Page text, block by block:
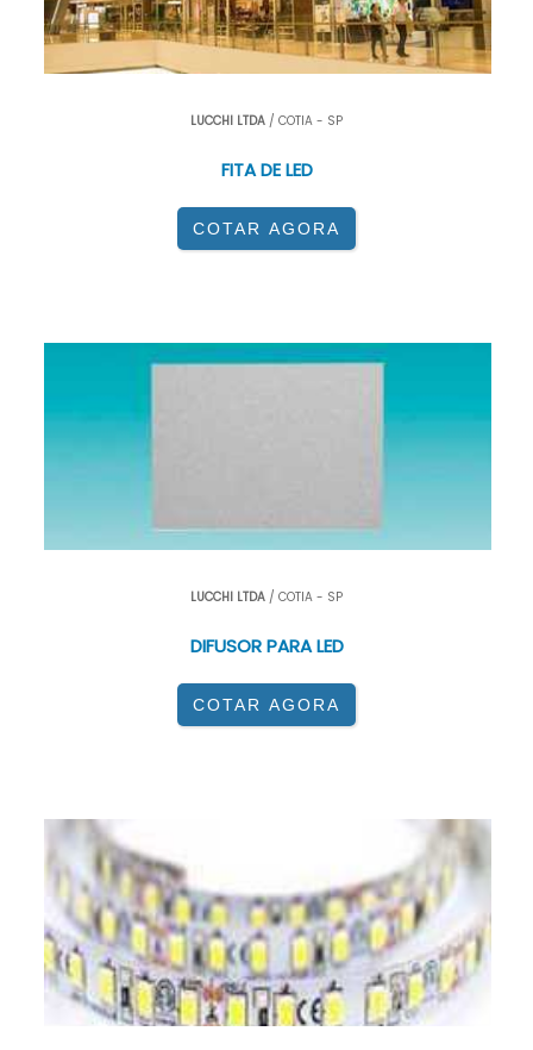
LUCCHI LTDA / COTIA - SP
FITA DE LED
COTAR AGORA
LUCCHI LTDA / COTIA - SP
DIFUSOR PARA LED
COTAR AGORA